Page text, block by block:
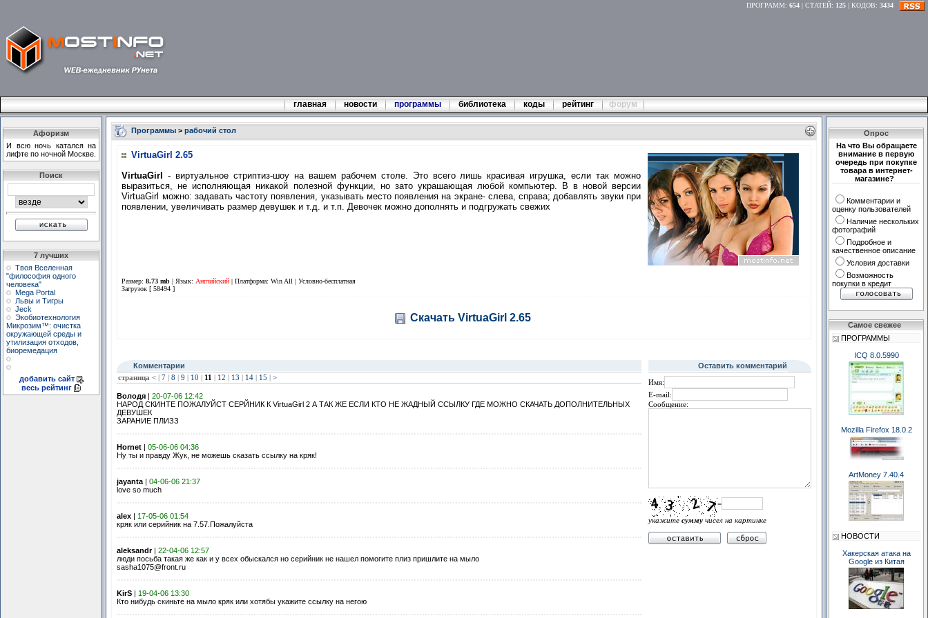
ПРОГРАММ: 654 | СТАТЕЙ: 125 | КОДОВ: 3434
главная новости программы библиотека коды рейтинг форум
Афоризм
И всю ночь катался на
лифте по ночной Москве.
Поиск
7 лучших
Твоя Вселенная
"философия одного
человека"
Mega Portal
Львы и Тигры
Jeck
Экобиотехнология
Микрозим™: очистка
окружающей среды и
утилизация отходов,
биоремедация
добавить сайт
весь рейтинг
Программы> рабочий стол
VirtuaGirl 2.65
VirtuaGirl
- виртуальное стриптиз-шоу на вашем рабочем столе. Это всего лишь красивая игрушка, если так можно
выразиться, не исполняющая никакой полезной функции, но зато украшающая любой компьютер. В в новой версии
VirtuaGirl можно: задавать частоту появления, указывать место появления на экране- слева, справа; добавлять звуки при
появлении, увеличивать размер девушек и т.д. и т.п. Девочек можно дополнять и подгружать свежих
Размер:8.73 mb | Язык: Английский | Платформа: Win All |Условно-бесплатная
Загрузок [ 58494 ]
Скачать VirtuaGirl 2.65
Комментарии Оставить комментарий
страница <| 7 8 9 10 11 12 13 14 15 >
Володя| 20-07-06 12:42
НАРОД СКИНТЕ ПОЖАЛУЙСТ СЕРЙНИК К VirtuaGirl 2 А ТАК ЖЕ ЕСЛИ КТО НЕ ЖАДНЫЙ ССЫЛКУ ГДЕ МОЖНО СКАЧАТЬ ДОПОЛНИТЕЛЬНЫХ
ДЕВУШЕК
ЗАРАНИЕ ПЛИЗЗ
Hornet| 05-06-06 04:36
Ну ты и правду Жук, не можешь сказать ссылку на кряк!
jayanta| 04-06-06 21:37
love so much
alex| 17-05-06 01:54
кряк или серийник на 7.57.Пожалуйста
aleksandr| 22-04-06 12:57
люди посьба такая же как и у всех обыскался но серийник не нашел помогите плиз пришлите на мыло
sasha1075@front.ru
KirS| 19-04-06 13:30
Кто нибудь скиньте на мыло кряк или хотябы укажите ссылку на негою
Имя:
E-mail:
Сообщение:
=
укажите суммучисел на картинке
Опрос
На что Вы обращаете
внимание в первую
очередь при покупке
товара в интернет-
магазине?
Комментарии и
оценку пользователей
Наличие нескольких
фотографий
Подробное и
качественное описание
Условия доставки
Возможность
покупки в кредит
Самое свежее
ПРОГРАММЫ
ICQ 8.0.5990
Mozilla Firefox 18.0.2
ArtMoney 7.40.4
НОВОСТИ
Хакерская атака на
Google из Китая